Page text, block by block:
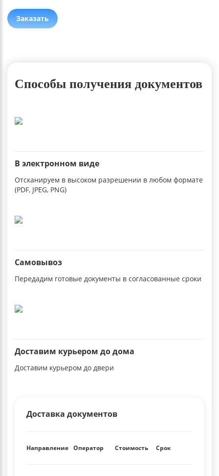
Заказать
Способы получения документов
В электронном виде
Отсканируем в высоком разрешении в любом формате
(PDF, JPEG, PNG)
Самовывоз
Передадим готовые документы в согласованные сроки
Доставим курьером до дома
Доставим курьером до двери
Доставка документов
Направление Оператор Стоимость Срок